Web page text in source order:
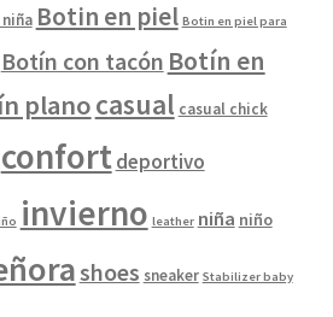
Botin en piel Botin en piel para
Botín con tacón Botín en
planocasual casual chick
confortdeportivo
invierno leather niña niño
shoes sneaker Stabilizer baby